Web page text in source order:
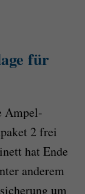
für
Ampel-
2 frei
hat Ende
anderem
um